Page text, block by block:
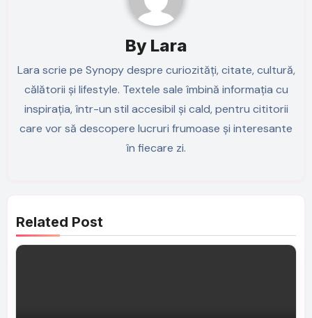
By Lara
Lara scrie pe Synopy despre curiozități, citate, cultură,
călătorii și lifestyle. Textele sale îmbină informația cu
inspirația, într-un stil accesibil și cald, pentru cititorii
care vor să descopere lucruri frumoase și interesante
în fiecare zi.
Related Post